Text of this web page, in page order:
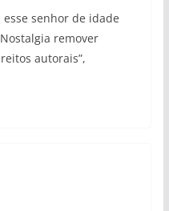
senhor de idade
remover
autorais”,